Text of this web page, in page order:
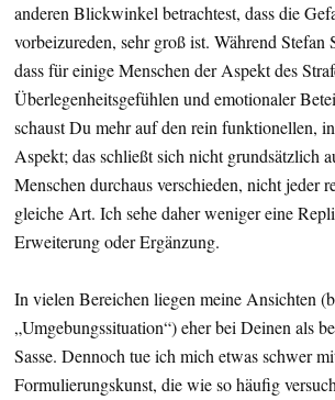
anderen Blickwinkel betrachtest, dass die
vorbeizureden, sehr groß ist. Während Stefan
dass für einige Menschen der Aspekt des
Überlegenheitsgefühlen und emotionaler
schaust Du mehr auf den rein funktionellen,
Aspekt; das schließt sich nicht grundsätzlich
Menschen durchaus verschieden, nicht jeder
gleiche Art. Ich sehe daher weniger eine
Erweiterung oder Ergänzung.
In vielen Bereichen liegen meine Ansichten
„Umgebungssituation“) eher bei Deinen als
Sasse. Dennoch tue ich mich etwas schwer
Formulierungskunst, die wie so häufig